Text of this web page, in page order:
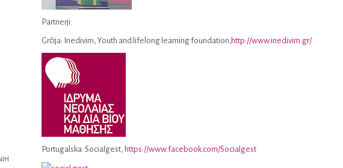
Partnerji:
Grčija: Inedivim, Youth and lifelong learning foundation,http://www.inedivim.gr/
Portugalska: Socialgest, https://www.facebook.com/Socialgest